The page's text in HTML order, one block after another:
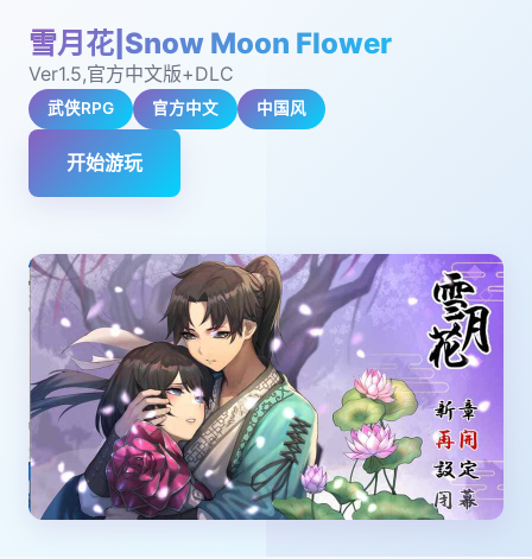
雪月花|Snow Moon Flower
Ver1.5,官方中文版+DLC
武侠RPG 官方中文 中国风
开始游玩